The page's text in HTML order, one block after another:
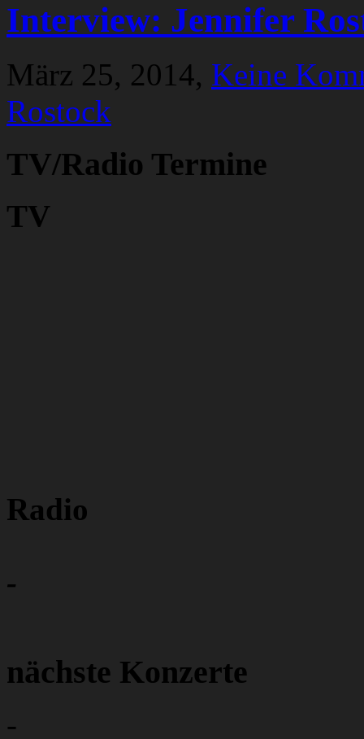
Interview: Jennifer
März 25, 2014, Keine
Rostock
TV/Radio Termine
TV
Radio
-
nächste Konzerte
-